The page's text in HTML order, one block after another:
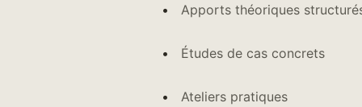
Apports théoriques
Études de cas concrets
Ateliers pratiques